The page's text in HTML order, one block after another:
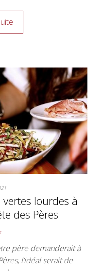
lourdes à
des Pères
père demanderait à
l’idéal serait de